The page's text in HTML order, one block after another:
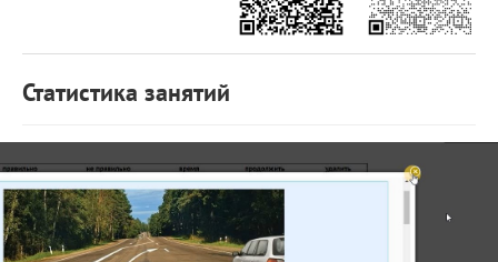
Статистика занятий